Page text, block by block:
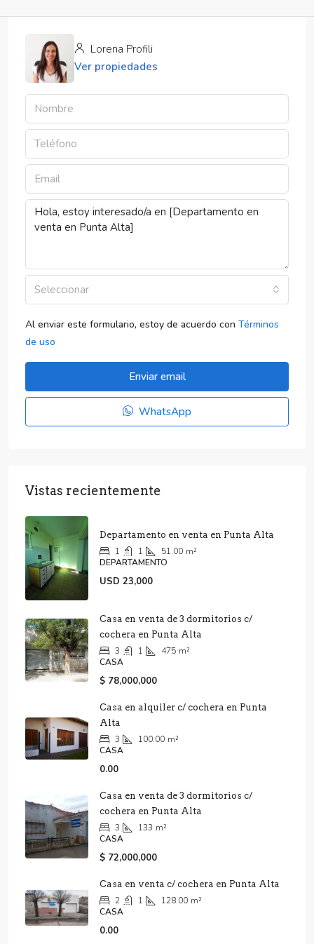
Lorena Profili
Ver propiedades
Seleccionar
Al enviar este formulario, estoy de acuerdo con Términos
de uso
Enviar email
WhatsApp
Vistas recientemente
Departamento en venta en Punta Alta
1 1 51.00 m²
DEPARTAMENTO
USD 23,000
Casa en venta de 3 dormitorios c/
cochera en Punta Alta
3 1 475 m²
CASA
$ 78,000,000
Casa en alquiler c/ cochera en Punta
Alta
3 100.00 m²
CASA
0.00
Casa en venta de 3 dormitorios c/
cochera en Punta Alta
3 133 m²
CASA
$ 72,000,000
Casa en venta c/ cochera en Punta Alta
2 1 128.00 m²
CASA
0.00